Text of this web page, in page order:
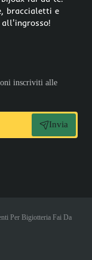
braccialetti e
inscriviti alle
Invia
Per Bigiotteria Fai Da